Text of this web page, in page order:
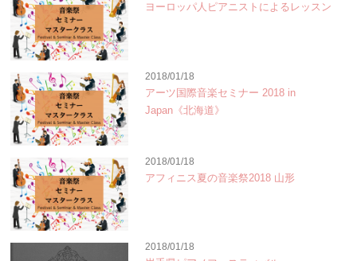
ヨーロッパ人ピアニストによるレッスン
2018/01/18
アーツ国際音楽セミナー 2018 in
Japan《北海道》
2018/01/18
アフィニス夏の音楽祭2018 山形
2018/01/18